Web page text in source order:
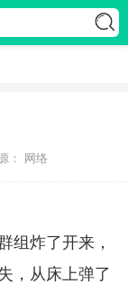
： 网络
组炸了开来，
，从床上弹了